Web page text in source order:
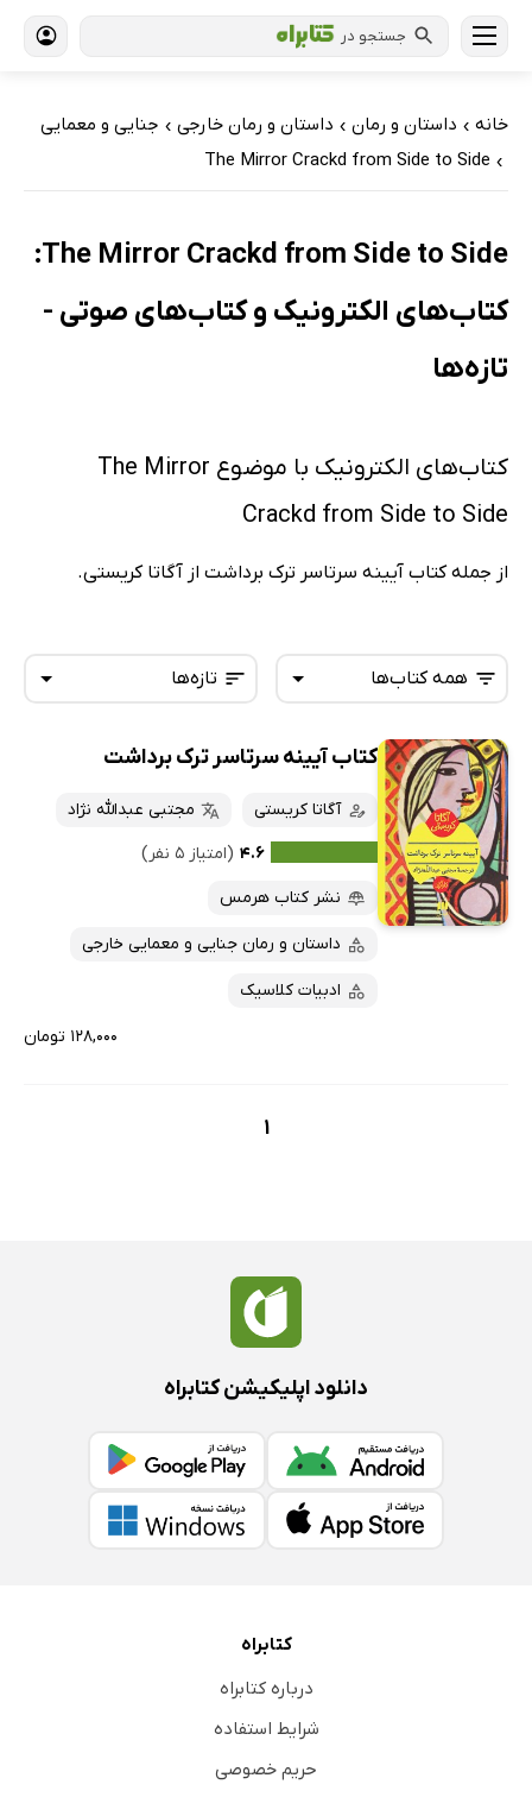
جستجو در
خانه › داستان و رمان › داستان و رمان خارجی › جنایی و معمایی
›
The Mirror Crackd from Side to Side
The Mirror Crackd from Side to Side:
کتاب‌های الکترونیک و کتاب‌های صوتی -
تازه‌ها
کتاب‌های الکترونیک با موضوع The Mirror
Crackd from Side to Side
از جمله کتاب آیینه سرتاسر ترک برداشت از آگاتا کریستی.
تازه‌ها
تازه‌ها
داغ‌ترین‌ها
پرفروش‌ها
پربحث‌ها
ارزان ترین‌ها
همه کتاب‌ها
همه کتاب‌ها
کتاب‌های صوتی
کتاب‌های متنی
کتاب آیینه سرتاسر ترک برداشت
آگاتا کریستی
مجتبی عبدالله نژاد
۴.۶ (امتیاز ۵ نفر)
نشر کتاب هرمس
داستان و رمان جنایی و معمایی خارجی
ادبیات کلاسیک
۱۲۸,۰۰۰ تومان
1
دانلود اپلیکیشن کتابراه
کتابراه
درباره کتابراه
شرایط استفاده
حریم خصوصی